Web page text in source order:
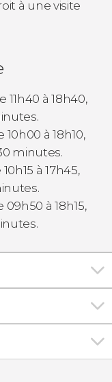
à une visite
11h40 à 18h40,
à 18h10,
minutes.
à 17h45,
à 18h15,